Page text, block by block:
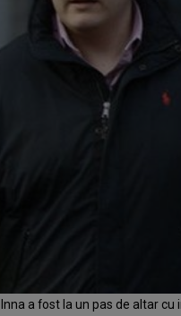
Inna a fost la un pas de altar